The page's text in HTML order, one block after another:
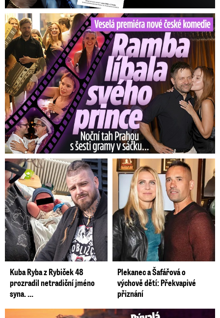
se o možném zákazu látky začalo mluvit poprvé.
Video se připravuje ...
Klamání spotřebiteleZdroj: Blesk TV
Veselá premiéra nové české komedie: Ramba líbala Mádla
Kuba Ryba z Rybiček 48
prozradil netradiční jméno
syna. ...
Plekanec a Šafářová o
výchově dětí: Překvapivé
přiznání